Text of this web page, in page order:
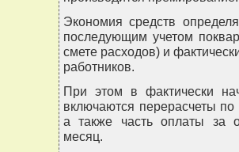
Экономия средств
последующим учетом
смете расходов) и
работников.
При этом в фактически
включаются перерасчеты
а также часть оплаты за
месяц.